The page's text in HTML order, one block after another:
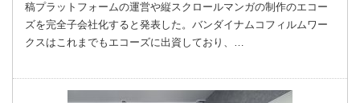
稿プラットフォームの運営や縦スクロールマンガの制作のエコー
ズを完全子会社化すると発表した。バンダイナムコフィルムワー
クスはこれまでもエコーズに出資しており、…